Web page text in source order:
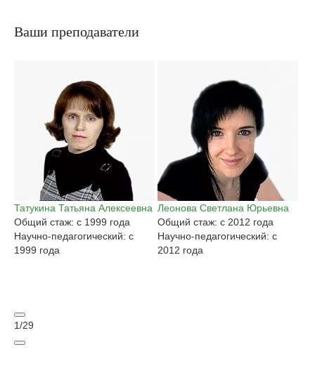
Ваши преподаватели
Татукина Татьяна Алексеевна
Общий стаж: с 1999 года
Научно-педагогический: с
1999 года
Леонова Светлана Юрьевна
Общий стаж: с 2012 года
Научно-педагогический: с
2012 года
1/29